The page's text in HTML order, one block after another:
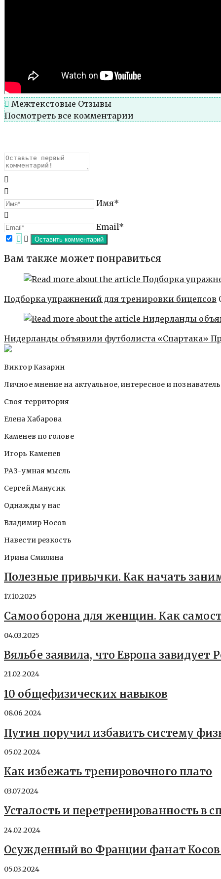
Межтекстовые Отзывы
Посмотреть все комментарии
Имя*
Email*
Вам также может понравиться
Подборка упражнений для тренировки бицепсов
Нидерланды объявили футболиста «Спартака»
Виктор Казарин
Личное мнение на актуальное, интересное и
Своя территория
Елена Хабарова
Каменев по голове
Игорь Каменев
РАЗ-умная мысль
Сергей Манусик
Однажды у нас
Владимир Носов
Навести резкость
Ирина Смилина
Полезные привычки. Как начать
17.10.2025
Самооборона для женщин. Как
04.03.2025
Вяльбе заявила, что Европа
21.02.2024
10 общефизических навыков
08.06.2024
Путин поручил избавить систему
05.02.2024
Как избежать тренировочного плато
03.07.2024
Усталость и перетренированность в
24.02.2024
Осужденный во Франции фанат Косов
05.03.2024